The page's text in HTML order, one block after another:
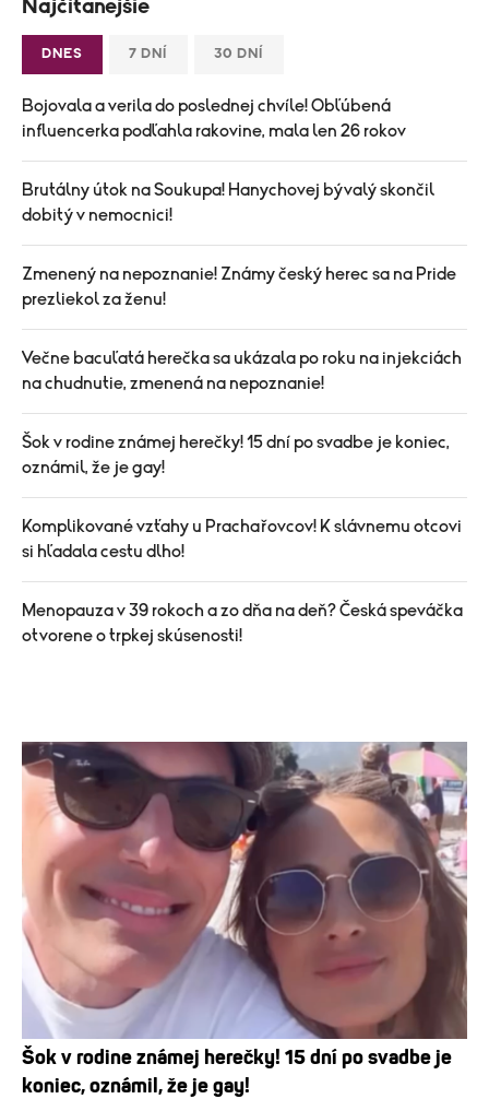
Najčítanejšie
DNES 7 DNÍ 30 DNÍ
Bojovala a verila do poslednej chvíle! Obľúbená
influencerka podľahla rakovine, mala len 26 rokov
Brutálny útok na Soukupa! Hanychovej bývalý skončil
dobitý v nemocnici!
Zmenený na nepoznanie! Známy český herec sa na Pride
prezliekol za ženu!
Večne bacuľatá herečka sa ukázala po roku na injekciách
na chudnutie, zmenená na nepoznanie!
Šok v rodine známej herečky! 15 dní po svadbe je koniec,
oznámil, že je gay!
Komplikované vzťahy u Prachařovcov! K slávnemu otcovi
si hľadala cestu dlho!
Menopauza v 39 rokoch a zo dňa na deň? Česká speváčka
otvorene o trpkej skúsenosti!
Šok v rodine známej herečky! 15 dní po svadbe je
koniec, oznámil, že je gay!